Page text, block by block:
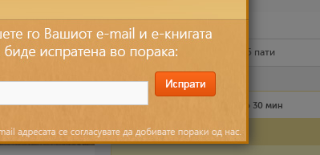
Испечати го рецептот
Рецептот е прочитан 10,045 пати
Лесно до 30 мин
Состојки